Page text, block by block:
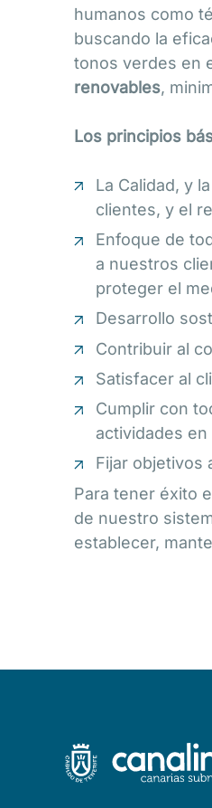
humanos como
buscando la
tonos verdes en
renovables,
Los principios
La Calidad, y
clientes, y el
Enfoque de
a nuestros
proteger el
Desarrollo
Contribuir al
Satisfacer al
Cumplir con
actividades
Fijar objetivos
Para tener éxito
de nuestro
establecer,